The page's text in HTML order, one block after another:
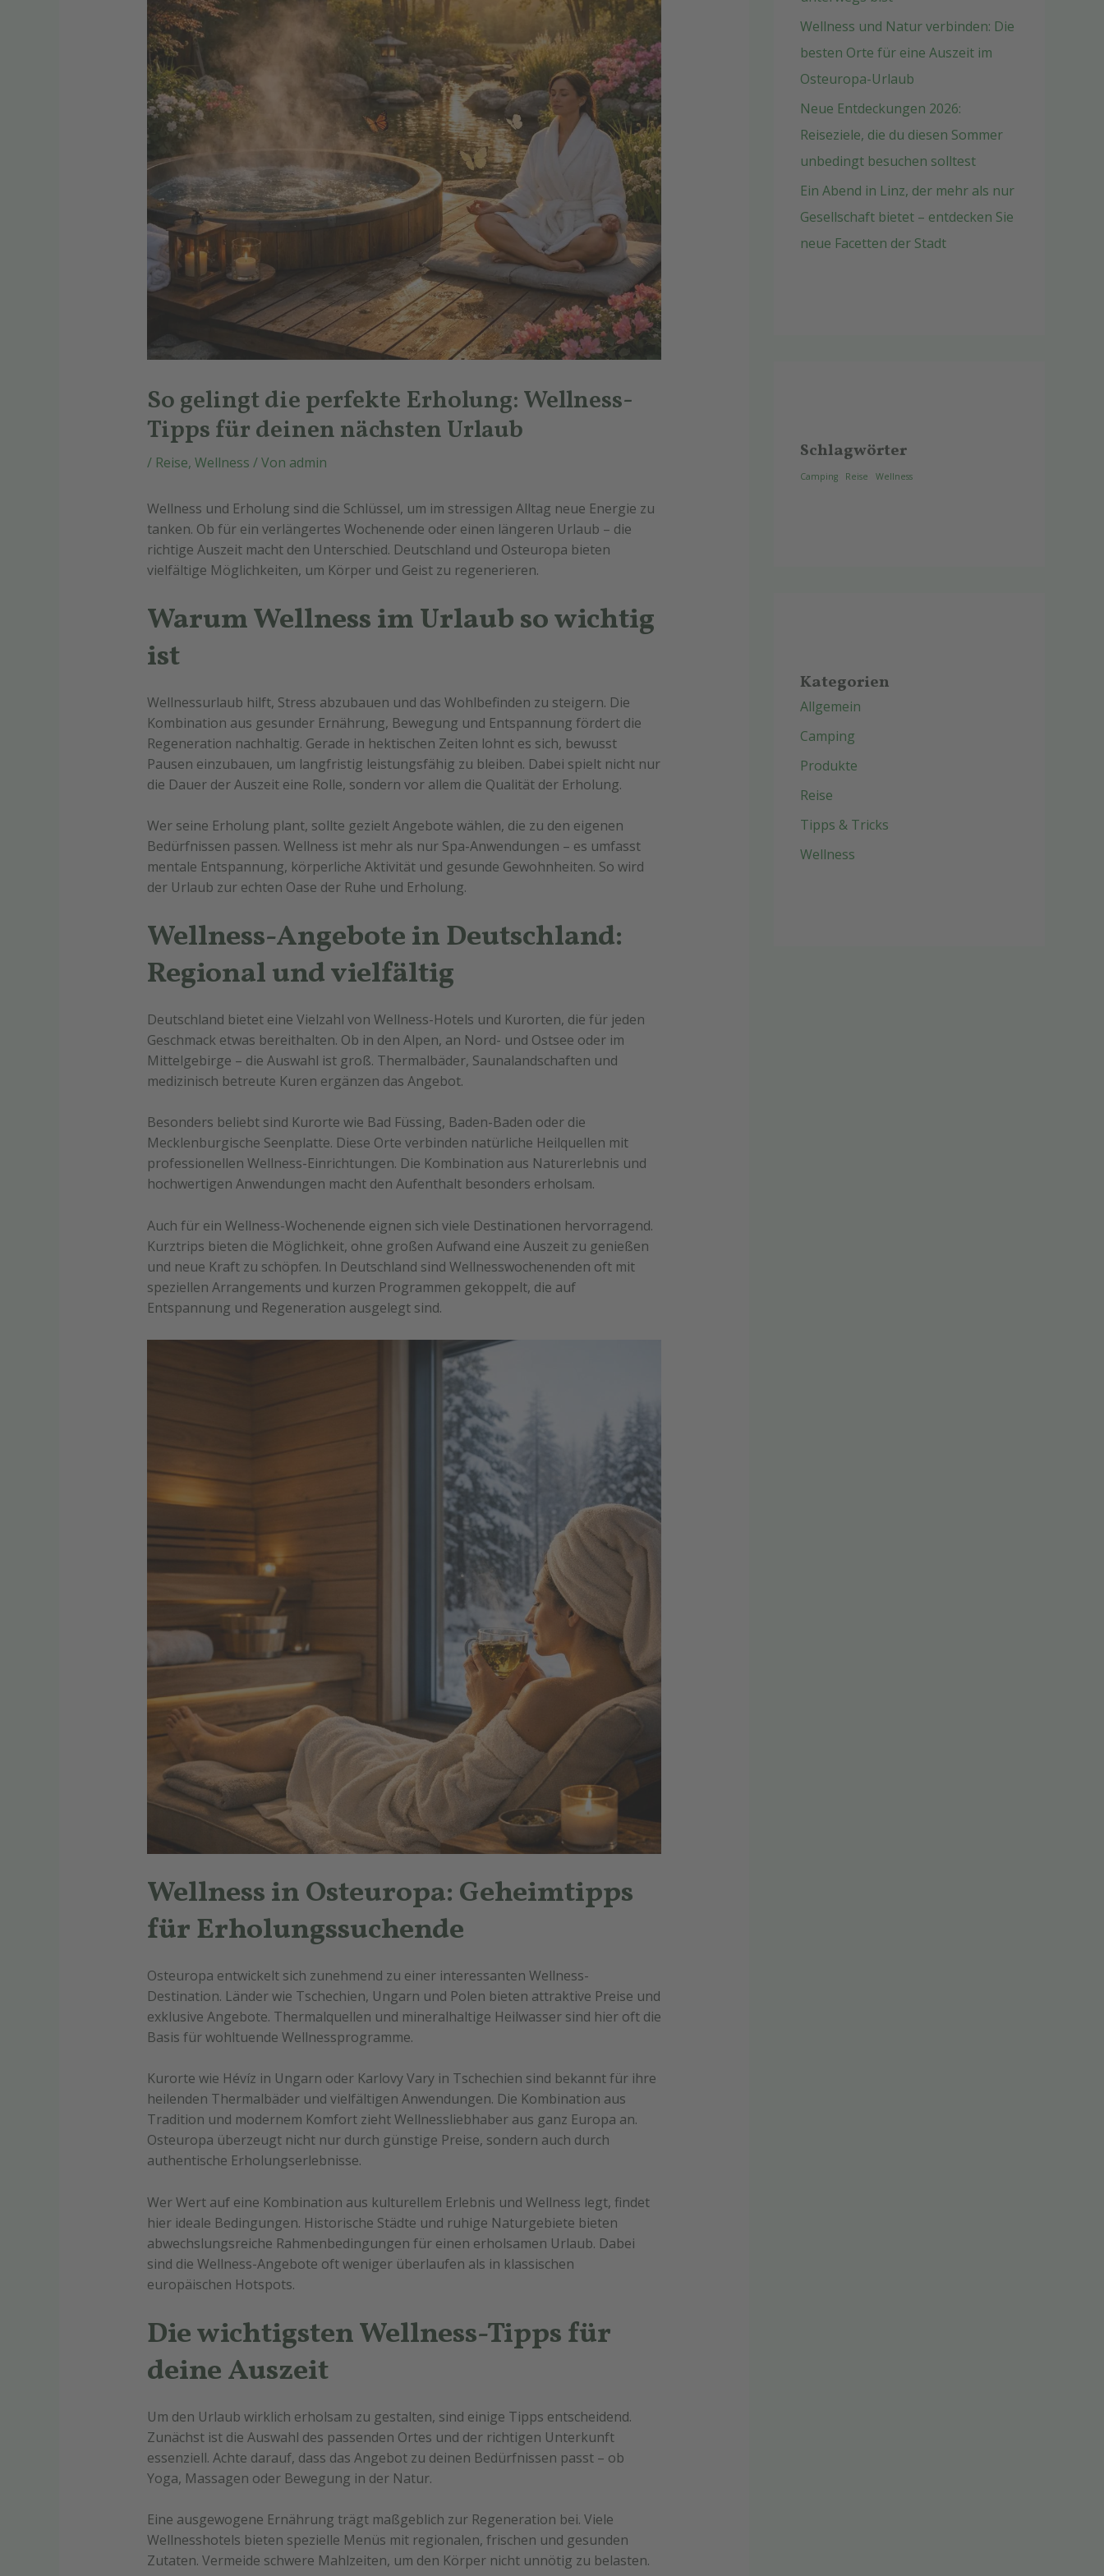
So gelingt die perfekte Erholung: Wellness-
Tipps für deinen nächsten Urlaub
/ Reise, Wellness / Von admin
Wellness und Erholung sind die Schlüssel, um im stressigen Alltag neue Energie zu
tanken. Ob für ein verlängertes Wochenende oder einen längeren Urlaub – die
richtige Auszeit macht den Unterschied. Deutschland und Osteuropa bieten
vielfältige Möglichkeiten, um Körper und Geist zu regenerieren.
Warum Wellness im Urlaub so wichtig
ist
Wellnessurlaub hilft, Stress abzubauen und das Wohlbefinden zu steigern. Die
Kombination aus gesunder Ernährung, Bewegung und Entspannung fördert die
Regeneration nachhaltig. Gerade in hektischen Zeiten lohnt es sich, bewusst
Pausen einzubauen, um langfristig leistungsfähig zu bleiben. Dabei spielt nicht nur
die Dauer der Auszeit eine Rolle, sondern vor allem die Qualität der Erholung.
Wer seine Erholung plant, sollte gezielt Angebote wählen, die zu den eigenen
Bedürfnissen passen. Wellness ist mehr als nur Spa-Anwendungen – es umfasst
mentale Entspannung, körperliche Aktivität und gesunde Gewohnheiten. So wird
der Urlaub zur echten Oase der Ruhe und Erholung.
Wellness-Angebote in Deutschland:
Regional und vielfältig
Deutschland bietet eine Vielzahl von Wellness-Hotels und Kurorten, die für jeden
Geschmack etwas bereithalten. Ob in den Alpen, an Nord- und Ostsee oder im
Mittelgebirge – die Auswahl ist groß. Thermalbäder, Saunalandschaften und
medizinisch betreute Kuren ergänzen das Angebot.
Besonders beliebt sind Kurorte wie Bad Füssing, Baden-Baden oder die
Mecklenburgische Seenplatte. Diese Orte verbinden natürliche Heilquellen mit
professionellen Wellness-Einrichtungen. Die Kombination aus Naturerlebnis und
hochwertigen Anwendungen macht den Aufenthalt besonders erholsam.
Auch für ein Wellness-Wochenende eignen sich viele Destinationen hervorragend.
Kurztrips bieten die Möglichkeit, ohne großen Aufwand eine Auszeit zu genießen
und neue Kraft zu schöpfen. In Deutschland sind Wellnesswochenenden oft mit
speziellen Arrangements und kurzen Programmen gekoppelt, die auf
Entspannung und Regeneration ausgelegt sind.
Wellness in Osteuropa: Geheimtipps
für Erholungssuchende
Osteuropa entwickelt sich zunehmend zu einer interessanten Wellness-
Destination. Länder wie Tschechien, Ungarn und Polen bieten attraktive Preise und
exklusive Angebote. Thermalquellen und mineralhaltige Heilwasser sind hier oft die
Basis für wohltuende Wellnessprogramme.
Kurorte wie Hévíz in Ungarn oder Karlovy Vary in Tschechien sind bekannt für ihre
heilenden Thermalbäder und vielfältigen Anwendungen. Die Kombination aus
Tradition und modernem Komfort zieht Wellnessliebhaber aus ganz Europa an.
Osteuropa überzeugt nicht nur durch günstige Preise, sondern auch durch
authentische Erholungserlebnisse.
Wer Wert auf eine Kombination aus kulturellem Erlebnis und Wellness legt, findet
hier ideale Bedingungen. Historische Städte und ruhige Naturgebiete bieten
abwechslungsreiche Rahmenbedingungen für einen erholsamen Urlaub. Dabei
sind die Wellness-Angebote oft weniger überlaufen als in klassischen
europäischen Hotspots.
Die wichtigsten Wellness-Tipps für
deine Auszeit
Um den Urlaub wirklich erholsam zu gestalten, sind einige Tipps entscheidend.
Zunächst ist die Auswahl des passenden Ortes und der richtigen Unterkunft
essenziell. Achte darauf, dass das Angebot zu deinen Bedürfnissen passt – ob
Yoga, Massagen oder Bewegung in der Natur.
Eine ausgewogene Ernährung trägt maßgeblich zur Regeneration bei. Viele
Wellnesshotels bieten spezielle Menüs mit regionalen, frischen und gesunden
Zutaten. Vermeide schwere Mahlzeiten, um den Körper nicht unnötig zu belasten.
Wellness und Natur verbinden: Die
besten Orte für eine Auszeit im
Osteuropa-Urlaub
Neue Entdeckungen 2026:
Reiseziele, die du diesen Sommer
unbedingt besuchen solltest
Ein Abend in Linz, der mehr als nur
Gesellschaft bietet – entdecken Sie
neue Facetten der Stadt
Schlagwörter
Camping Reise Wellness
Kategorien
Allgemein
Camping
Produkte
Reise
Tipps & Tricks
Wellness